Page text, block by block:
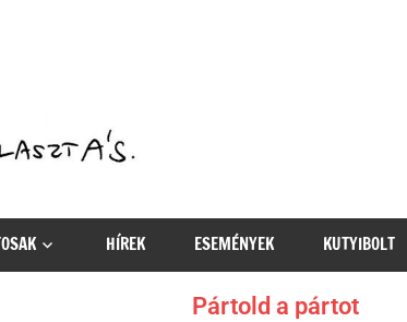
HÍREK ESEMÉNYEK KUTYIBOLT
Pártold a pártot